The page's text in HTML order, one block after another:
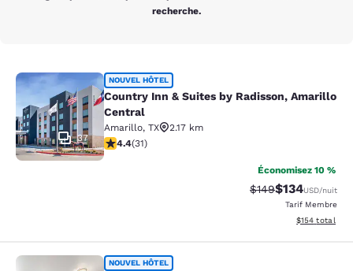
recherche.
Country Inn & Suites by Radisson,
37
NOUVEL HÔTEL
Country Inn & Suites by Radisson, Amarillo
Central
Amarillo, TX
2.17 km
4.42 étoiles. Excellent. 31 commentaires
4.4(31)
Économisez 10 %
Tarif barré :
$149Tarif réduit :
$134USD/nuit
Tarif Membre
Afficher les
$154 total
NOUVEL HÔTEL